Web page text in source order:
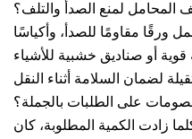
ورقًا مقاومًا للصدأ، وأكياسًا
قوية أو صناديق خشبية للأشياء
زادت الكمية المطلوبة، كان